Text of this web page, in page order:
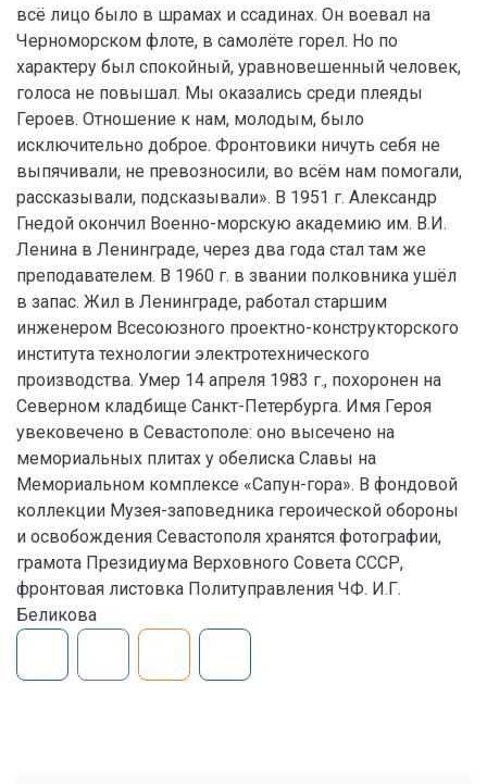
всё лицо было в шрамах и ссадинах. Он воевал на
Черноморском флоте, в самолёте горел. Но по
характеру был спокойный, уравновешенный человек,
голоса не повышал. Мы оказались среди плеяды
Героев. Отношение к нам, молодым, было
исключительно доброе. Фронтовики ничуть себя не
выпячивали, не превозносили, во всём нам помогали,
рассказывали, подсказывали». В 1951 г. Александр
Гнедой окончил Военно-морскую академию им. В.И.
Ленина в Ленинграде, через два года стал там же
преподавателем. В 1960 г. в звании полковника ушёл
в запас. Жил в Ленинграде, работал старшим
инженером Всесоюзного проектно-конструкторского
института технологии электротехнического
производства. Умер 14 апреля 1983 г., похоронен на
Северном кладбище Санкт-Петербурга. Имя Героя
увековечено в Севастополе: оно высечено на
мемориальных плитах у обелиска Славы на
Мемориальном комплексе «Сапун-гора». В фондовой
коллекции Музея-заповедника героической обороны
и освобождения Севастополя хранятся фотографии,
грамота Президиума Верховного Совета СССР,
фронтовая листовка Политуправления ЧФ. И.Г.
Беликова